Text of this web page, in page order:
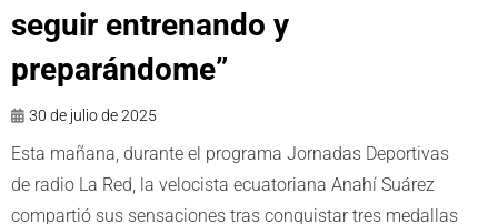
seguir entrenando y
preparándome”
30 de julio de 2025
Esta mañana, durante el programa Jornadas Deportivas
de radio La Red, la velocista ecuatoriana Anahí Suárez
compartió sus sensaciones tras conquistar tres medallas